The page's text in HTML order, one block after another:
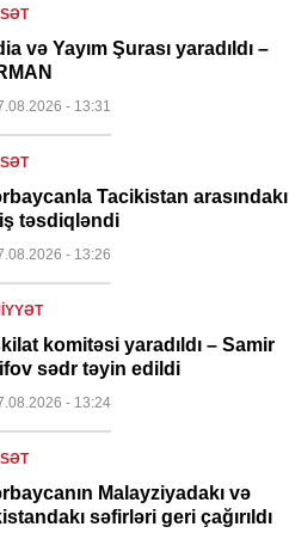
və Yayım Şurası yaradıldı –
- 13:31
Tacikistan arasındakı
təsdiqləndi
- 13:26
komitəsi yaradıldı – Samir
sədr təyin edildi
- 13:24
Malayziyadakı və
səfirləri geri çağırıldı